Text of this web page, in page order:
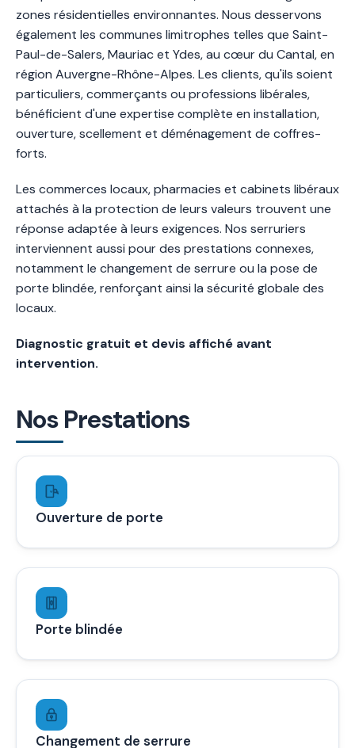
zones résidentielles environnantes. Nous desservons
également les communes limitrophes telles que Saint-
Paul-de-Salers, Mauriac et Ydes, au cœur du Cantal, en
région Auvergne-Rhône-Alpes. Les clients, qu'ils soient
particuliers, commerçants ou professions libérales,
bénéficient d'une expertise complète en installation,
ouverture, scellement et déménagement de coffres-
forts.
Les commerces locaux, pharmacies et cabinets libéraux
attachés à la protection de leurs valeurs trouvent une
réponse adaptée à leurs exigences. Nos serruriers
interviennent aussi pour des prestations connexes,
notamment le changement de serrure ou la pose de
porte blindée, renforçant ainsi la sécurité globale des
locaux.
Diagnostic gratuit et devis affiché avant
intervention.
Nos Prestations
Ouverture de porte
Porte blindée
Changement de serrure